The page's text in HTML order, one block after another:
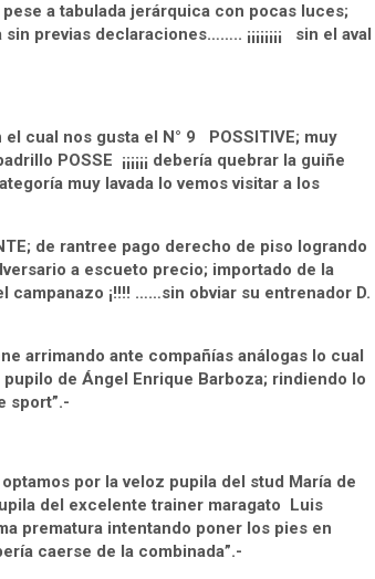
pese a tabulada jerárquica con pocas luces;
previas declaraciones…….. ¡¡¡¡¡¡¡¡ sin el aval
cual nos gusta el N° 9 POSSITIVE; muy
POSSE ¡¡¡¡¡¡ debería quebrar la guiñe
muy lavada lo vemos visitar a los
de rantree pago derecho de piso logrando
a escueto precio; importado de la
campanazo ¡!!!! ……sin obviar su entrenador D.
arrimando ante compañías análogas lo cual
de Ángel Enrique Barboza; rindiendo lo
sport”.-
por la veloz pupila del stud María de
del excelente trainer maragato Luis
prematura intentando poner los pies en
caerse de la combinada”.-